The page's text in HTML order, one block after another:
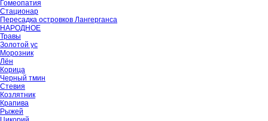
Гомеопатия
Стационар
Пересадка островков Лангерганса
НАРОДНОЕ
Травы
Золотой ус
Морозник
Лён
Корица
Черный тмин
Стевия
Козлятник
Крапива
Рыжей